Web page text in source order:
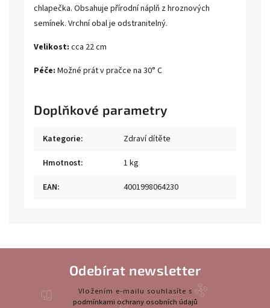
chlapečka. Obsahuje přírodní náplň z hroznových
semínek. Vrchní obal je odstranitelný.
Velikost: cca 22 cm
Péče: Možné prát v pračce na 30° C
Doplňkové parametry
Kategorie:
Zdraví dítěte
Hmotnost:
1 kg
EAN: 4001998064230
Odebírat newsletter
Vložením e-mailu souhlasíte s
podmínkami ochrany osobních údajů